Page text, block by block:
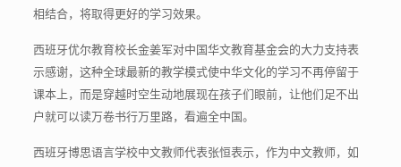
相结合，将取得更好的学习效果。
西班牙优尔教育校长金姜军对中国华文教育基金会的大力支持表
示感谢，这种全球最新的教学模式使中华文化的学习不再停留于
课本上，而是穿越时空生动地展现在孩子们眼前，让他们足不出
户就可以读万卷书行万里路，看遍全中国。
西班牙博思语言学校中文教师代表张恒表示，作为中文教师，如